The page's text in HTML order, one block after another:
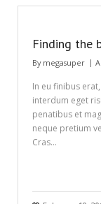
Finding the
By megasuper
In eu finibus
interdum eget
penatibus et
neque pretium
Cras…